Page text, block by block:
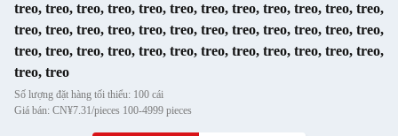
treo, treo, treo, treo, treo, treo, treo, treo, treo, treo, treo, treo,
treo, treo, treo, treo, treo, treo, treo, treo, treo, treo, treo, treo,
treo, treo, treo, treo, treo, treo, treo, treo, treo, treo, treo, treo,
treo, treo
Số lượng đặt hàng tối thiểu: 100 cái
Giá bán: CN¥7.31/pieces 100-4999 pieces